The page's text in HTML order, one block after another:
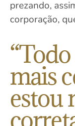
prezando,
corporação,
mais
estou